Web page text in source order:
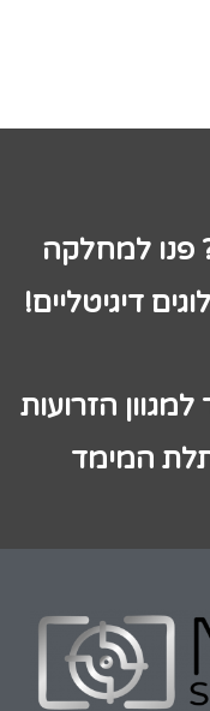
פנו למחלקה
דיגיטליים!
הזרועות
המימד